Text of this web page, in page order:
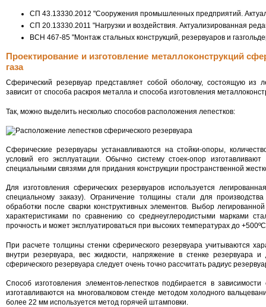
СП 43.13330.2012 "Сооружения промышленных предприятий.
СП 20.13330.2011 "Нагрузки и воздействия. Актуализированная
ВСН 467-85 "Монтаж стальных конструкций, резервуаров и
Проектирование и изготовление металлоконструкций
газа
Сферический резервуар представляет собой оболочку, состоящую из
зависит от способа раскроя металла и способа изготовления
Так, можно выделить несколько способов расположения лепестков:
Сферические резервуары устанавливаются на стойки-опоры,
условий его эксплуатации. Обычно систему стоек-опор
специальными связями для придания конструкции пространственной
Для изготовления сферических резервуаров используется
специальному заказу). Ограничение толщины стали для
обработки после сварки конструктивных элементов. Выбор
характеристиками по сравнению со среднеуглеродистыми марками
прочность и может эксплуатироваться при высоких температурах до
При расчете толщины стенки сферического резервуара учитываются
внутри резервуара, вес жидкости, напряжение в стенке резервуара
сферического резервуара следует очень точно рассчитать радиус
Способ изготовления элементов-лепестков подбирается в
изготавливаются на многовалковом стенде методом холодного
более 22 мм используется метод горячей штамповки.